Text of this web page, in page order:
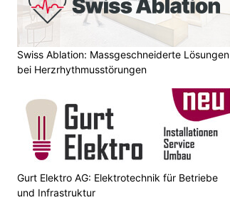
Swiss Ablation: Massgeschneiderte Lösungen
bei Herzrhythmusstörungen
Gurt Elektro AG: Elektrotechnik für Betriebe
und Infrastruktur